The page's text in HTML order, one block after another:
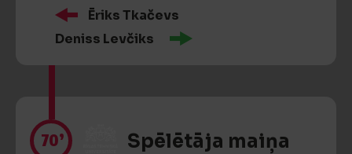
Ēriks Tkačevs
Deniss Levčiks
70’ Spēlētāja maiņa